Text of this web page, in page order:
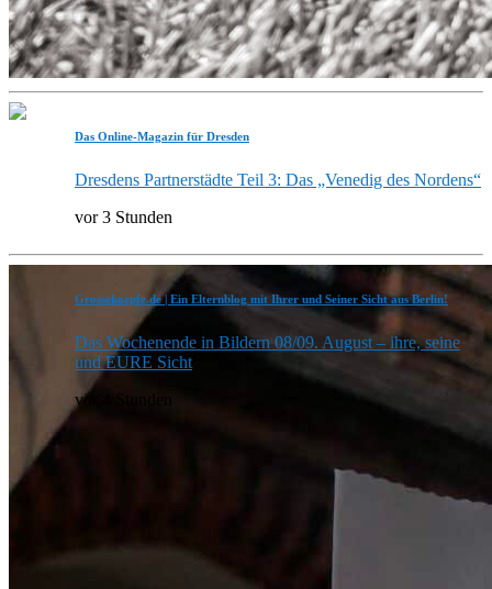
Das Online-Magazin für Dresden
Dresdens Partnerstädte Teil 3: Das „Venedig des Nordens“
vor 3 Stunden
Grossekoepfe.de | Ein Elternblog mit Ihrer und Seiner Sicht aus Berlin!
Das Wochenende in Bildern 08/09. August – ihre, seine
und EURE Sicht
vor 4 Stunden